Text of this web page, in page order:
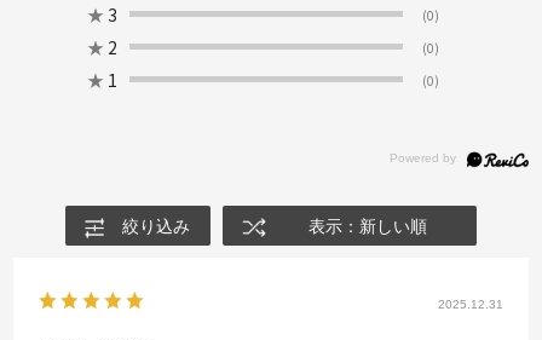
★ 3 (0)
★ 2 (0)
★ 1 (0)
絞り込み 表示：新しい順
2025.12.31